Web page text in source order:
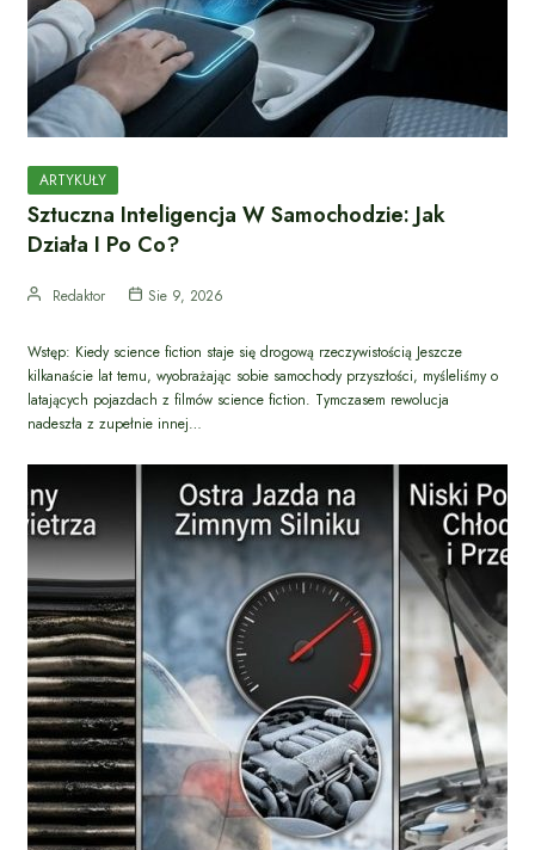
ARTYKUŁY
Sztuczna Inteligencja W Samochodzie: Jak
Działa I Po Co?
Redaktor Sie 9, 2026
Wstęp: Kiedy science fiction staje się drogową rzeczywistością Jeszcze
kilkanaście lat temu, wyobrażając sobie samochody przyszłości, myśleliśmy o
latających pojazdach z filmów science fiction. Tymczasem rewolucja
nadeszła z zupełnie innej…